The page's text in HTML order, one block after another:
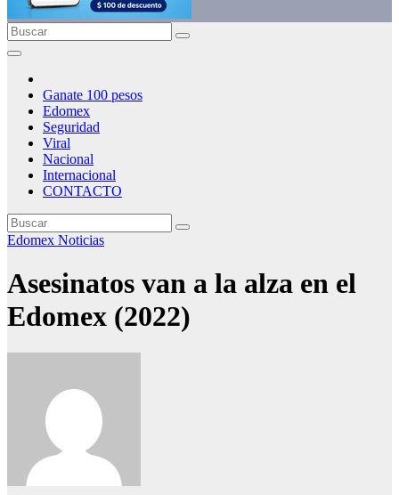
Ganate 100 pesos
Edomex
Seguridad
Viral
Nacional
Internacional
CONTACTO
Edomex Noticias
Asesinatos van a la alza en el
Edomex (2022)